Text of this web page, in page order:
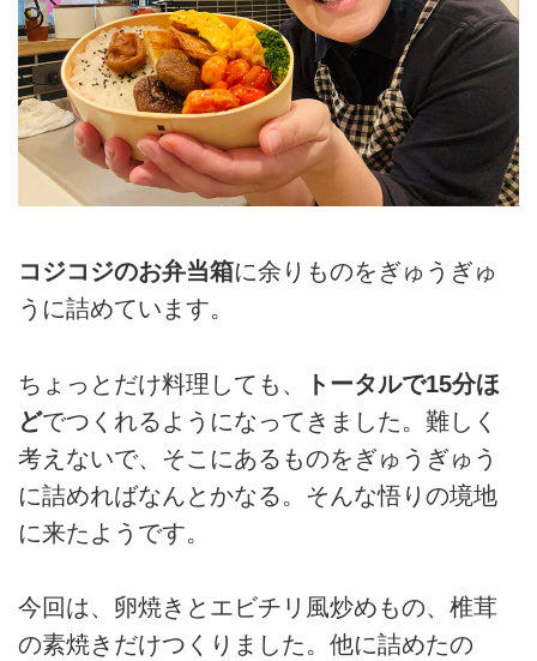
コジコジのお弁当箱に余りものをぎゅうぎゅ
うに詰めています。
ちょっとだけ料理しても、
トータルで15分ほ
どでつくれるようになってきました。難しく
考えないで、そこにあるものをぎゅうぎゅう
に詰めればなんとかなる。そんな悟りの境地
に来たようです。
今回は、卵焼きとエビチリ風炒めもの、椎茸
の素焼きだけつくりました。他に詰めたの